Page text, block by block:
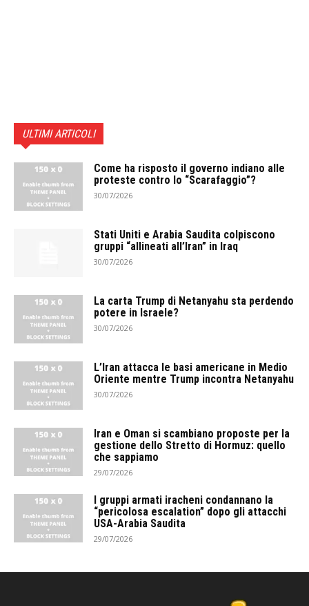
ULTIMI ARTICOLI
Come ha risposto il governo indiano alle
proteste contro lo “Scarafaggio”?
30/07/2026
Stati Uniti e Arabia Saudita colpiscono
gruppi “allineati all’Iran” in Iraq
30/07/2026
La carta Trump di Netanyahu sta perdendo
potere in Israele?
30/07/2026
L’Iran attacca le basi americane in Medio
Oriente mentre Trump incontra Netanyahu
30/07/2026
Iran e Oman si scambiano proposte per la
gestione dello Stretto di Hormuz: quello
che sappiamo
29/07/2026
I gruppi armati iracheni condannano la
“pericolosa escalation” dopo gli attacchi
USA-Arabia Saudita
29/07/2026